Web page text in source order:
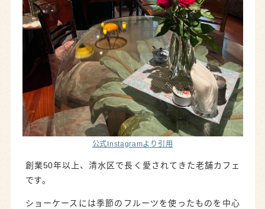
公式Instagramより引用
創業50年以上、清水区で長く愛されてきた老舗カフェ
です。
ショーケースには季節のフルーツを使ったものを中心